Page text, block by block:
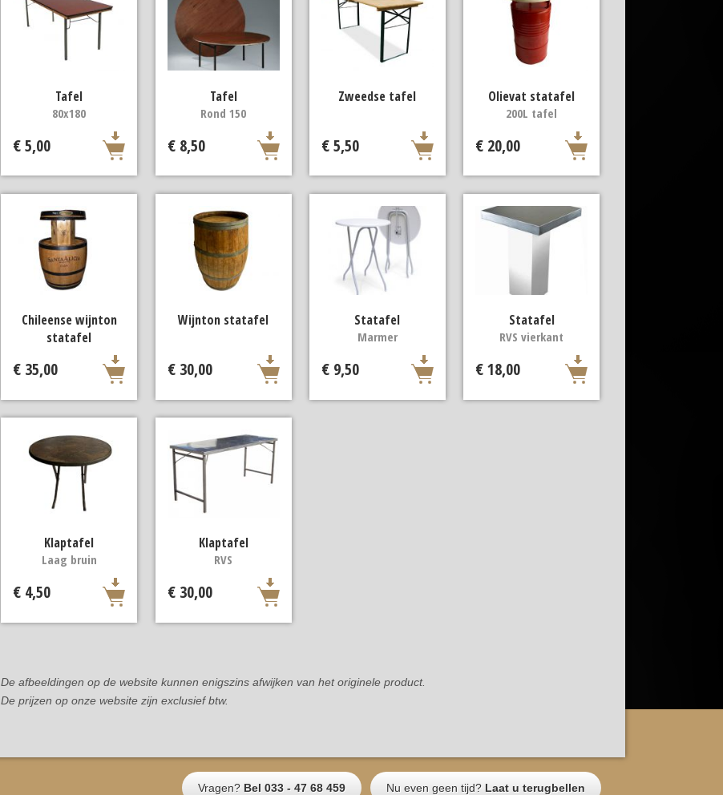
Tafel
80x180
€ 5,00
Tafel
Rond 150
€ 8,50
Zweedse tafel
€ 5,50
Olievat statafel
200L tafel
€ 20,00
Chileense wijnton
statafel
€ 35,00
Wijnton statafel
€ 30,00
Statafel
Marmer
€ 9,50
Statafel
RVS vierkant
€ 18,00
Klaptafel
Laag bruin
€ 4,50
Klaptafel
RVS
€ 30,00
De afbeeldingen op de website kunnen enigszins afwijken van het originele product.
De prijzen op onze website zijn exclusief btw.
Vragen? Bel 033 - 47 68 459 Nu even geen tijd? Laat u terugbellen